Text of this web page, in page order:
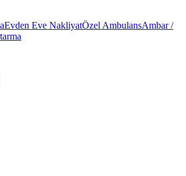
Evden Eve NakliyatÖzel AmbulansAmbar /